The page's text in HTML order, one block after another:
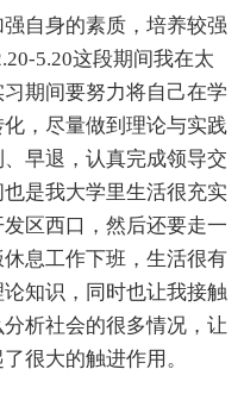
自身的素质，培养较强
5.20这段期间我在太
期间要努力将自己在学
，尽量做到理论与实践
早退，认真完成领导交
是我大学里生活很充实
区西口，然后还要走一
息工作下班，生活很有
知识，同时也让我接触
析社会的很多情况，让
很大的触进作用。